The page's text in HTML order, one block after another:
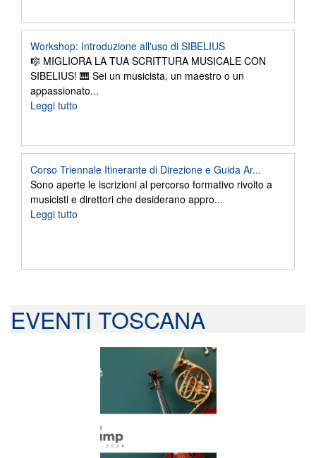
Workshop: Introduzione all'uso di SIBELIUS
🎼 MIGLIORA LA TUA SCRITTURA MUSICALE CON
SIBELIUS! 🎹 Sei un musicista, un maestro o un
appassionato...
Leggi tutto
Corso Triennale Itinerante di Direzione e Guida Ar...
Sono aperte le iscrizioni al percorso formativo rivolto a
musicisti e direttori che desiderano appro...
Leggi tutto
EVENTI TOSCANA